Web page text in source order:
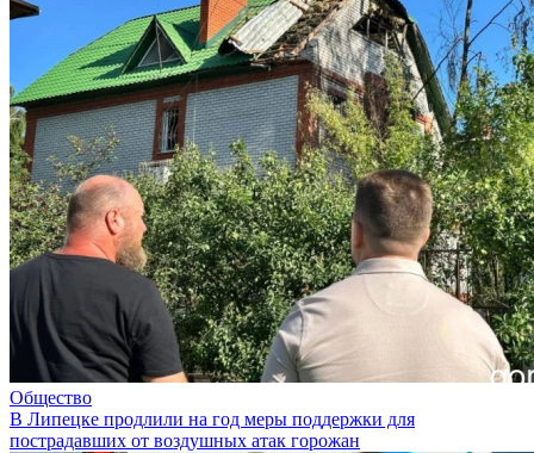
Общество
В Липецке продлили на год меры поддержки для
пострадавших от воздушных атак горожан